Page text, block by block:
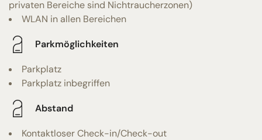
privaten Bereiche sind Nichtraucherzonen)
WLAN in allen Bereichen
Parkmöglichkeiten
Parkplatz
Parkplatz inbegriffen
Abstand
Kontaktloser Check-in/Check-out